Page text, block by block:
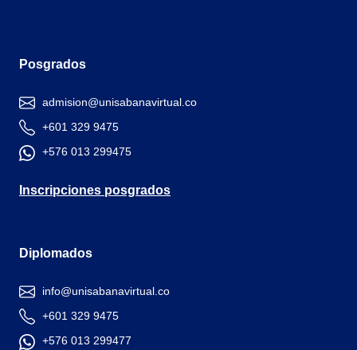
Posgrados
admision@unisabanavirtual.co
+601 329 9475
+576 013 299475
Inscripciones posgrados
Diplomados
info@unisabanavirtual.co
+601 329 9475
+576 013 299477